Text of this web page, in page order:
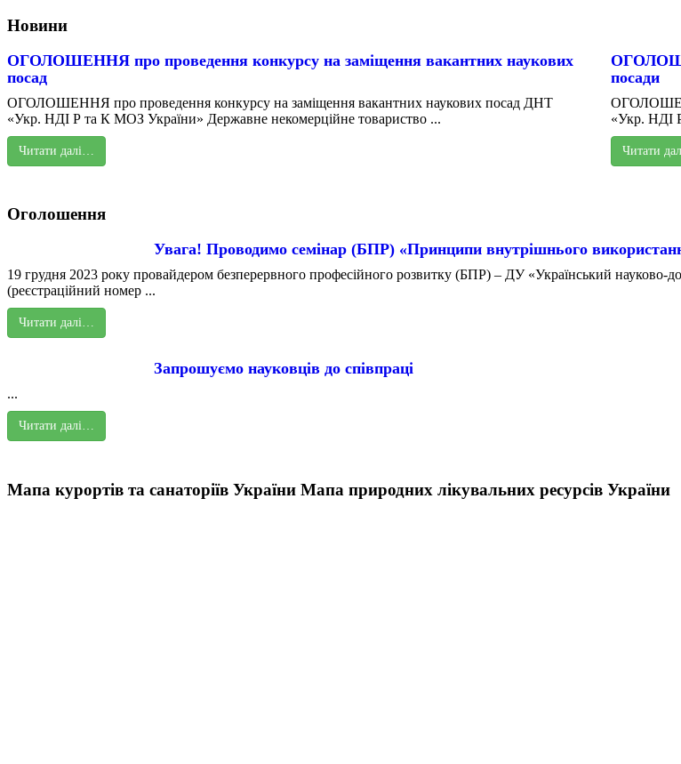
Новини
ОГОЛОШЕННЯ про проведення конкурсу на заміщення вакантних наукових
посад
ОГОЛОШЕННЯ про проведення конкурсу на заміщення вакантних наукових посад ДНТ
«Укр. НДІ Р та К МОЗ України» Державне некомерційне товариство ...
Читати далі…
посади
«Укр. НДІ
Читати
Оголошення
Увага! Проводимо семінар (БПР) «Принципи внутрішнього
19 грудня 2023 року провайдером безперервного професійного розвитку (БПР) – ДУ «Український науково-
(реєстраційний номер ...
Читати далі…
Запрошуємо науковців до співпраці
...
Читати далі…
Мапа курортів та санаторіїв України Мапа природних лікувальних ресурсів України